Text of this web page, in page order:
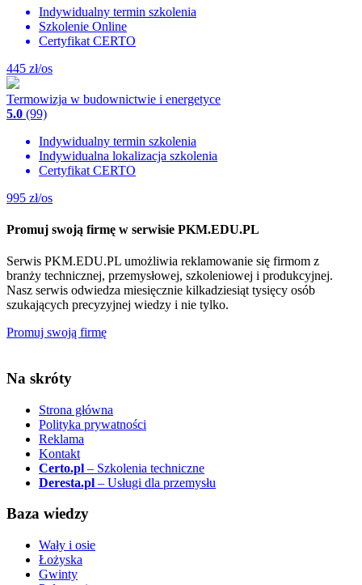
Indywidualny termin szkolenia
Szkolenie Online
Certyfikat CERTO
445 zł/os
Termowizja w budownictwie i energetyce
5.0 (99)
Indywidualny termin szkolenia
Indywidualna lokalizacja szkolenia
Certyfikat CERTO
995 zł/os
Promuj swoją firmę w serwisie PKM.EDU.PL
Serwis PKM.EDU.PL umożliwia reklamowanie się firmom z
branży technicznej, przemysłowej, szkoleniowej i produkcyjnej.
Nasz serwis odwiedza miesięcznie kilkadziesiąt tysięcy osób
szukających precyzyjnej wiedzy i nie tylko.
Promuj swoją firmę
Na skróty
Strona główna
Polityka prywatności
Reklama
Kontakt
Certo.pl – Szkolenia techniczne
Deresta.pl – Usługi dla przemysłu
Baza wiedzy
Wały i osie
Łożyska
Gwinty